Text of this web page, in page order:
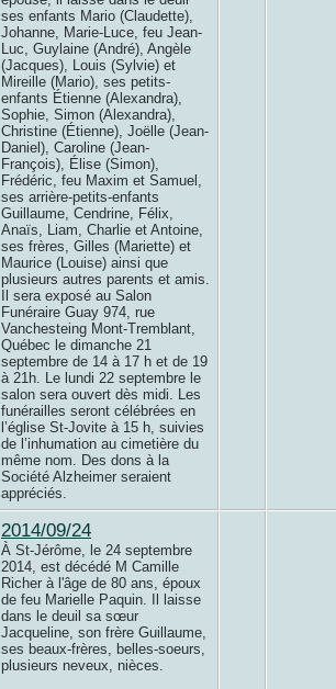
ses enfants Mario (Claudette),
Johanne, Marie-Luce, feu Jean-
Luc, Guylaine (André), Angèle
(Jacques), Louis (Sylvie) et
Mireille (Mario), ses petits-
enfants Étienne (Alexandra),
Sophie, Simon (Alexandra),
Christine (Étienne), Joëlle (Jean-
Daniel), Caroline (Jean-
François), Élise (Simon),
Frédéric, feu Maxim et Samuel,
ses arrière-petits-enfants
Guillaume, Cendrine, Félix,
Anaïs, Liam, Charlie et Antoine,
ses frères, Gilles (Mariette) et
Maurice (Louise) ainsi que
plusieurs autres parents et amis.
Il sera exposé au Salon
Funéraire Guay 974, rue
Vanchesteing Mont-Tremblant,
Québec le dimanche 21
septembre de 14 à 17 h et de 19
à 21h. Le lundi 22 septembre le
salon sera ouvert dès midi. Les
funérailles seront célébrées en
l’église St-Jovite à 15 h, suivies
de l’inhumation au cimetière du
même nom. Des dons à la
Société Alzheimer seraient
appréciés.
2014/09/24
À St-Jérôme, le 24 septembre
2014, est décédé M Camille
Richer à l'âge de 80 ans, époux
de feu Marielle Paquin. Il laisse
dans le deuil sa sœur
Jacqueline, son frère Guillaume,
ses beaux-frères, belles-soeurs,
plusieurs neveux, nièces.